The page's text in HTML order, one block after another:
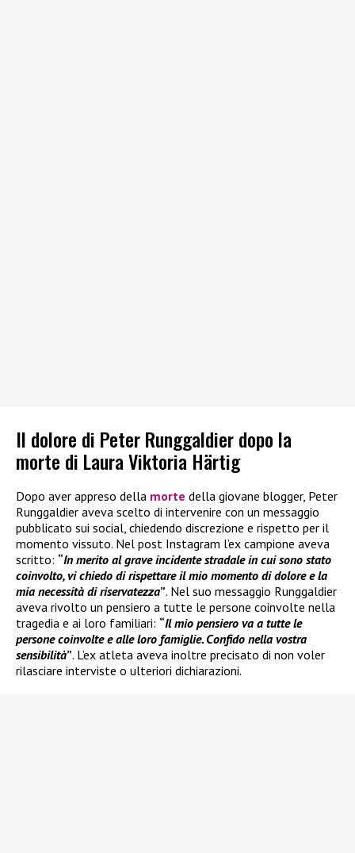
Il dolore di Peter Runggaldier dopo la
morte di Laura Viktoria Härtig
Dopo aver appreso della morte della giovane blogger, Peter
Runggaldier aveva scelto di intervenire con un messaggio
pubblicato sui social, chiedendo discrezione e rispetto per il
momento vissuto. Nel post Instagram l’ex campione aveva
scritto: “In merito al grave incidente stradale in cui sono stato
coinvolto, vi chiedo di rispettare il mio momento di dolore e la
mia necessità di riservatezza”. Nel suo messaggio Runggaldier
aveva rivolto un pensiero a tutte le persone coinvolte nella
tragedia e ai loro familiari: “Il mio pensiero va a tutte le
persone coinvolte e alle loro famiglie. Confido nella vostra
sensibilità”. L’ex atleta aveva inoltre precisato di non voler
rilasciare interviste o ulteriori dichiarazioni.